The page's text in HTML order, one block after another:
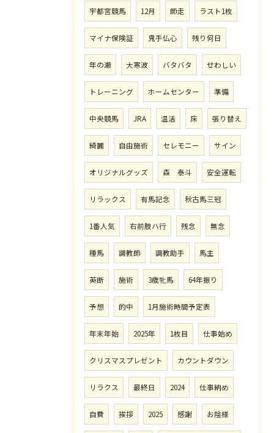
宇都宮競馬 12月 師走 ラスト1枚
マイナ保険証 鬼手仏心 残り何日
年の瀬 大寒波 バタバタ せわしい
トレーニング ホームセンター 準備
中央競馬 JRA 温活 床 張り替え
綺麗 自由施術 セレモニー サイン
オリジナルグッズ 森 泰斗 安全運転
リラックス 有馬記念 秋古馬三冠
1番人気 右前肢ハ行 残念 無念
種馬 調教師 調教助手 馬主
英断 施術 3歳牝馬 64年振り
予想 的中 1月施術時間予定表
年末年始 2025年 1枚目 仕事始め
クリスマスプレゼント カウントダウン
リラクス 最終日 2024 仕事納め
自費 挨拶 2025 感謝 お陰様